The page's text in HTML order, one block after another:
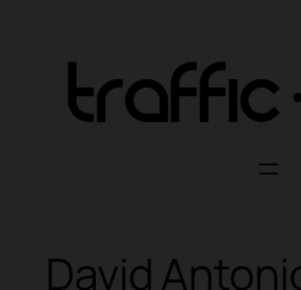
content
David